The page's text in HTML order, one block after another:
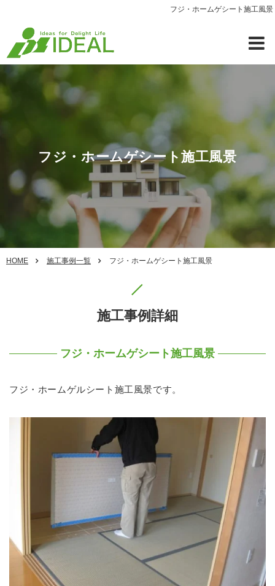
フジ・ホームゲシート施工風景
フジ・ホームゲシート施工風景
HOME 施工事例一覧 フジ・ホームゲシート施工風景
施工事例詳細
フジ・ホームゲシート施工風景
フジ・ホームゲルシート施工風景です。